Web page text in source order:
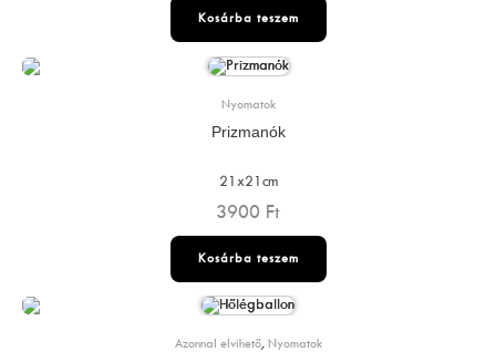
Kosárba teszem
Nyomatok
Prizmanók
21x21cm
3900 Ft
Kosárba teszem
Azonnal elvihető, Nyomatok